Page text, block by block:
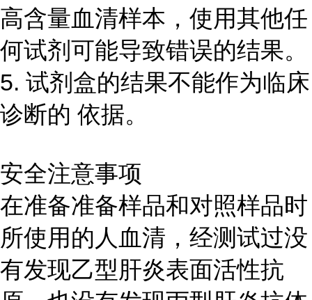
高含量血清样本，使用其他任
何试剂可能导致错误的结果。
5. 试剂盒的结果不能作为临床
诊断的 依据。
安全注意事项
在准备准备样品和对照样品时
所使用的人血清，经测试过没
有发现乙型肝炎表面活性抗